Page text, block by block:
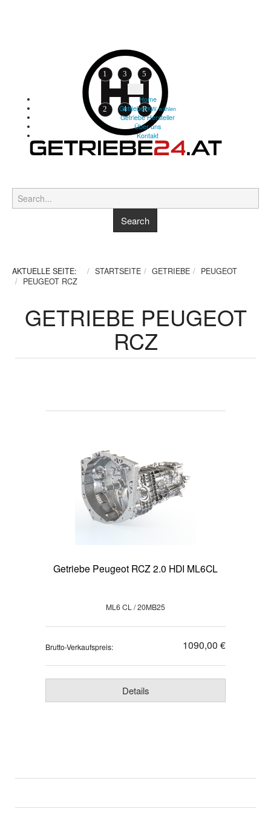
Home
GetriebePKW wählen
Getriebe Hersteller
Über uns
Kontakt
AKTUELLE SEITE: STARTSEITE GETRIEBE
PEUGEOT
PEUGEOT RCZ
GETRIEBE PEUGEOT
RCZ
Getriebe Peugeot RCZ 2.0 HDI ML6CL
ML6 CL / 20MB25
Brutto-Verkaufspreis: 1090,00 €
Details